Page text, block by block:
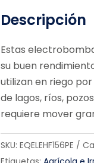
Descripción
Estas
su buen
utilizan en riego
de lagos, ríos,
requiere mover
SKU: EQELEHF156PE